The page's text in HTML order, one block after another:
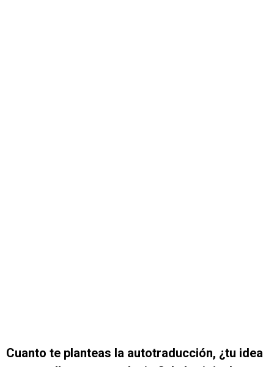
Cuanto te planteas la autotraducción, ¿tu idea